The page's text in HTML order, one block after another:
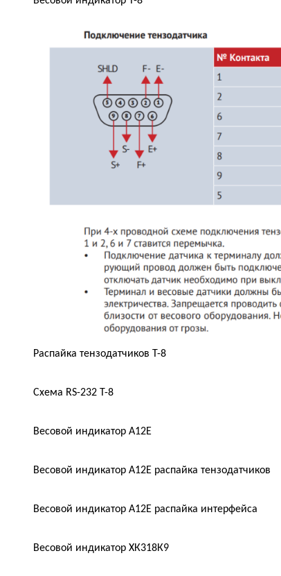
Распайка тензодатчиков Т-8
Схема RS-232 T-8
Весовой индикатор А12Е
Весовой индикатор А12Е распайка тензодатчиков
Весовой индикатор А12Е распайка интерфейса
Весовой индикатор ХК318К9